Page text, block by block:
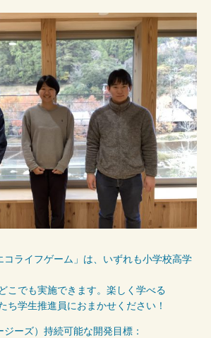
コライフゲーム」は、いずれも小学校高学
こでも実施できます。楽しく学べる
ち学生推進員におまかせください！
ーズ）持続可能な開発目標：